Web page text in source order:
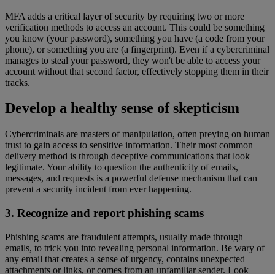
MFA adds a critical layer of security by requiring two or more
verification methods to access an account. This could be something
you know (your password), something you have (a code from your
phone), or something you are (a fingerprint). Even if a cybercriminal
manages to steal your password, they won't be able to access your
account without that second factor, effectively stopping them in their
tracks.
Develop a healthy sense of skepticism
Cybercriminals are masters of manipulation, often preying on human
trust to gain access to sensitive information. Their most common
delivery method is through deceptive communications that look
legitimate. Your ability to question the authenticity of emails,
messages, and requests is a powerful defense mechanism that can
prevent a security incident from ever happening.
3. Recognize and report phishing scams
Phishing scams are fraudulent attempts, usually made through
emails, to trick you into revealing personal information. Be wary of
any email that creates a sense of urgency, contains unexpected
attachments or links, or comes from an unfamiliar sender. Look